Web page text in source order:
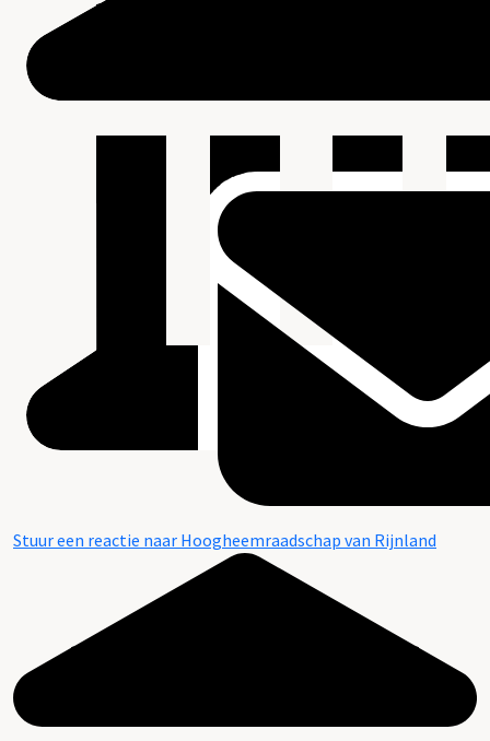
Stuur een reactie naar Hoogheemraadschap van Rijnland